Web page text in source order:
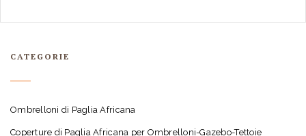
CATEGORIE
Ombrelloni di Paglia Africana
Coperture di Paglia Africana per Ombrelloni-Gazebo-Tettoie